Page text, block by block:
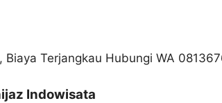
Indowisata